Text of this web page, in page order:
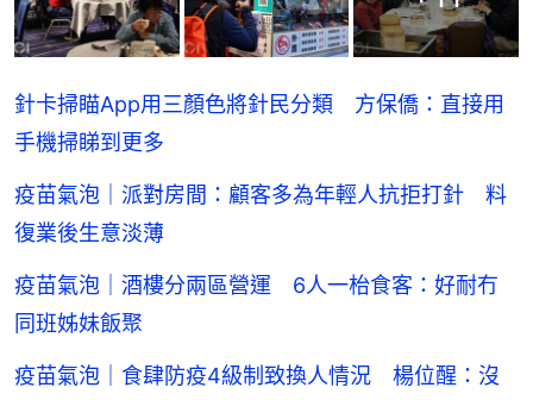
針卡掃瞄App用三顏色將針民分類 方保僑：直接用
手機掃睇到更多
疫苗氣泡｜派對房間：顧客多為年輕人抗拒打針 料
復業後生意淡薄
疫苗氣泡｜酒樓分兩區營運 6人一枱食客：好耐冇
同班姊妹飯聚
疫苗氣泡｜食肆防疫4級制致換人情況 楊位醒：沒